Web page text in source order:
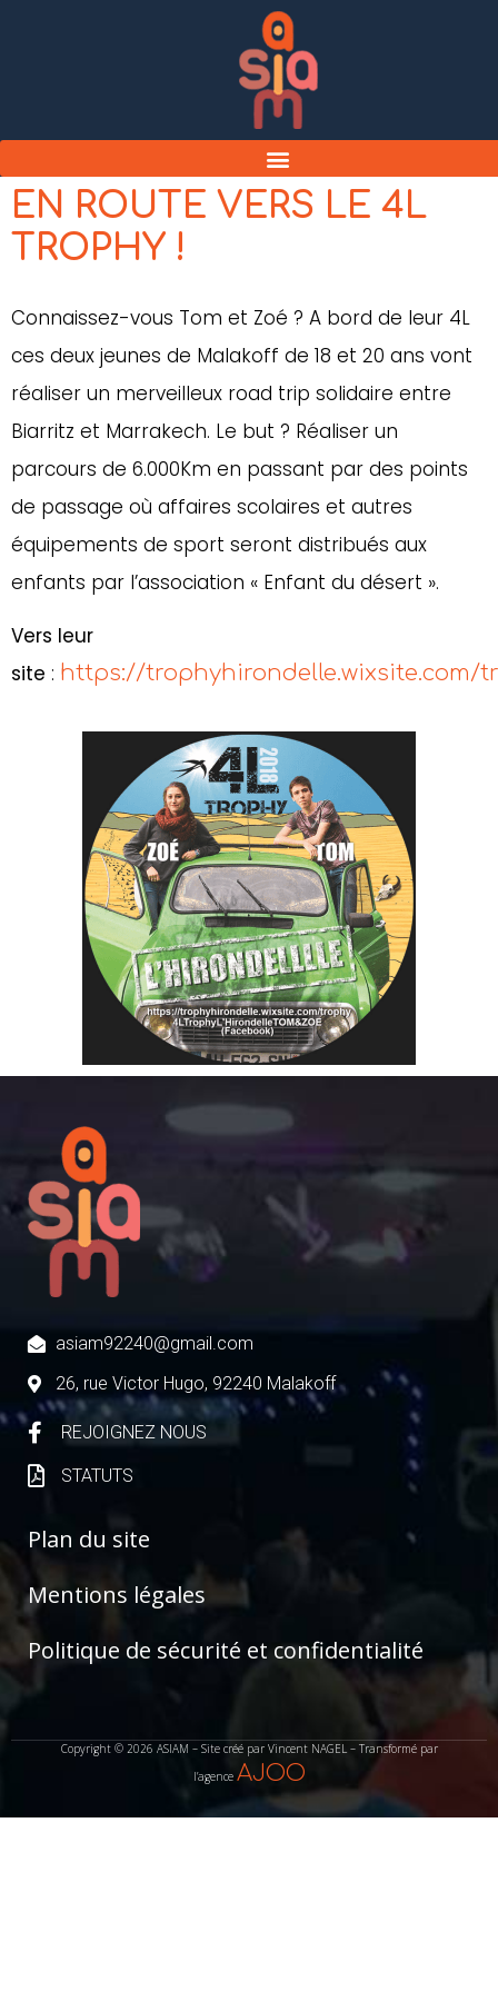
EN ROUTE VERS LE 4L
TROPHY !
Connaissez-vous Tom et Zoé ? A bord de leur 4L
ces deux jeunes de Malakoff de 18 et 20 ans vont
réaliser un merveilleux road trip solidaire entre
Biarritz et Marrakech. Le but ? Réaliser un
parcours de 6.000Km en passant par des points
de passage où affaires scolaires et autres
équipements de sport seront distribués aux
enfants par l’association « Enfant du désert ».
Vers leur
site : https://trophyhirondelle.wixsite.com/
asiam92240@gmail.com
26, rue Victor Hugo, 92240 Malakoff
REJOIGNEZ NOUS
STATUTS
Plan du site
Mentions légales
Politique de sécurité et confidentialité
Copyright © 2026 ASIAM – Site créé par Vincent NAGEL – Transformé par
l’agence AJOO